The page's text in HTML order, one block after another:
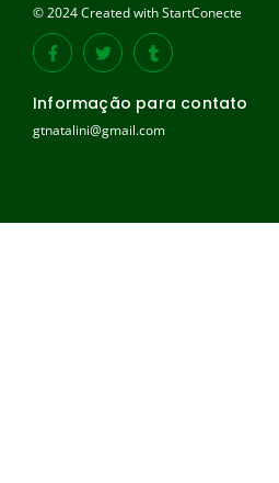
© 2024 Created with StartConecte
Informação para contato
gtnatalini@gmail.com